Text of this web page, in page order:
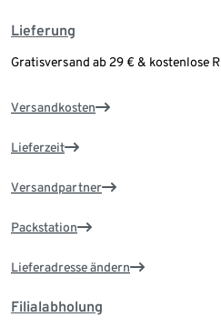
Lieferung
Gratisversand ab 29 € & kostenlose
Versandkosten
Lieferzeit
Versandpartner
Packstation
Lieferadresse ändern
Filialabholung